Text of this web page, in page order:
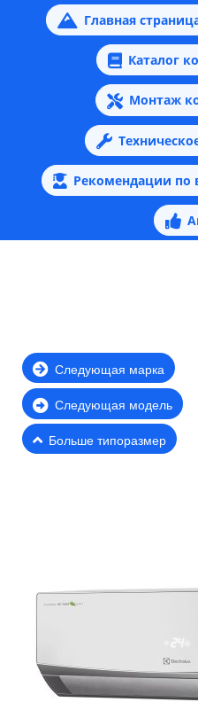
Главная
Каталог
Монтаж
Рекомендации по
Следующая марка
Следующая модель
Больше типоразмер